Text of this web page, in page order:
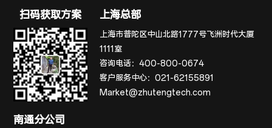
扫码获取方案 上海总部
上海市普陀区中山北路1777号飞洲时代大厦
1111室
咨询电话：400-800-0674
客户服务中心：021-62155891
Market@zhutengtech.com
南通分公司